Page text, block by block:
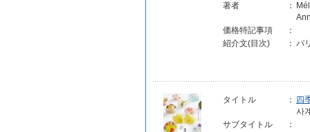
著者
：
価格特記事項
：
紹介文(目次)
： パ
タイトル ：
四
사
サブタイトル
：